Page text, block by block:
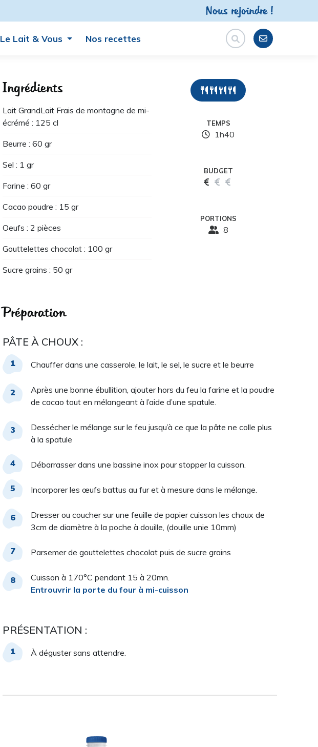
Nous rejoindre !
Le Lait & Vous Nos recettes
Ingrédients
Lait GrandLait Frais de montagne de mi-
écrémé : 125 cl
Beurre : 60 gr
Sel : 1 gr
Farine : 60 gr
Cacao poudre : 15 gr
Oeufs : 2 pièces
Gouttelettes chocolat : 100 gr
Sucre grains : 50 gr
TEMPS
1h40
BUDGET
PORTIONS
8
Préparation
PÂTE À CHOUX :
Chauffer dans une casserole, le lait, le sel, le sucre et le beurre
Après une bonne ébullition, ajouter hors du feu la farine et la poudre
de cacao tout en mélangeant à l’aide d’une spatule.
Dessécher le mélange sur le feu jusqu’à ce que la pâte ne colle plus
à la spatule
Débarrasser dans une bassine inox pour stopper la cuisson.
Incorporer les œufs battus au fur et à mesure dans le mélange.
Dresser ou coucher sur une feuille de papier cuisson les choux de
3cm de diamètre à la poche à douille, (douille unie 10mm)
Parsemer de gouttelettes chocolat puis de sucre grains
Cuisson à 170°C pendant 15 à 20mn.
Entrouvrir la porte du four à mi-cuisson
PRÉSENTATION :
À déguster sans attendre.